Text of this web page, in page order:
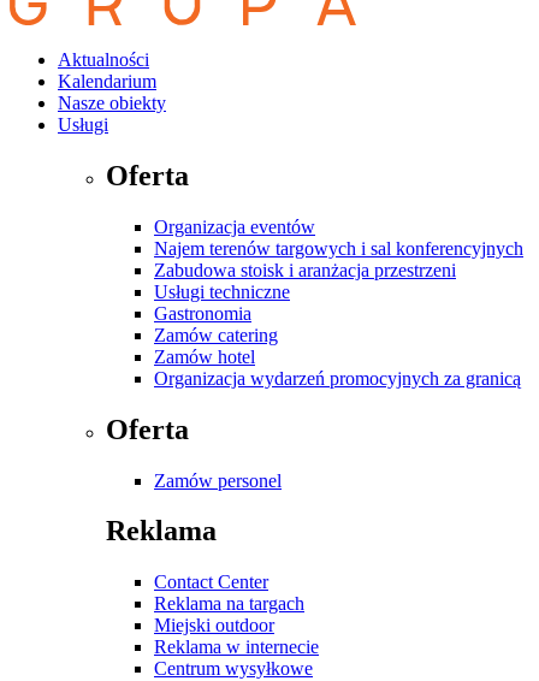
Aktualności
Kalendarium
Nasze obiekty
Usługi
Oferta
Organizacja eventów
Najem terenów targowych i sal konferencyjnych
Zabudowa stoisk i aranżacja przestrzeni
Usługi techniczne
Gastronomia
Zamów catering
Zamów hotel
Organizacja wydarzeń promocyjnych za granicą
Oferta
Zamów personel
Reklama
Contact Center
Reklama na targach
Miejski outdoor
Reklama w internecie
Centrum wysyłkowe